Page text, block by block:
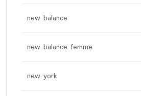
new balance
new balance femme
new york